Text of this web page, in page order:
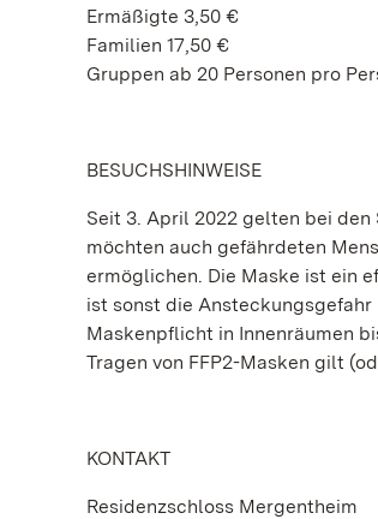
Ermäßigte 3,50 €
Familien 17,50 €
Gruppen ab 20 Personen pro
BESUCHSHINWEISE
Seit 3. April 2022 gelten bei
möchten auch gefährdeten
ermöglichen. Die Maske ist ein
ist sonst die
Maskenpflicht in Innenräumen
Tragen von FFP2-Masken gilt
KONTAKT
Residenzschloss Mergentheim